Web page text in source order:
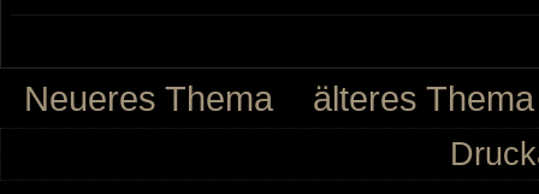
Neueres Thema älteres Thema